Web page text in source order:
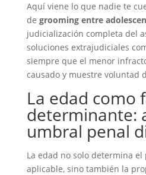
Aquí viene lo que nadie te
de grooming entre
judicialización completa del
soluciones extrajudiciales
siempre que el menor
causado y muestre voluntad
La edad como
determinante:
umbral penal
La edad no solo determina
aplicable, sino también la